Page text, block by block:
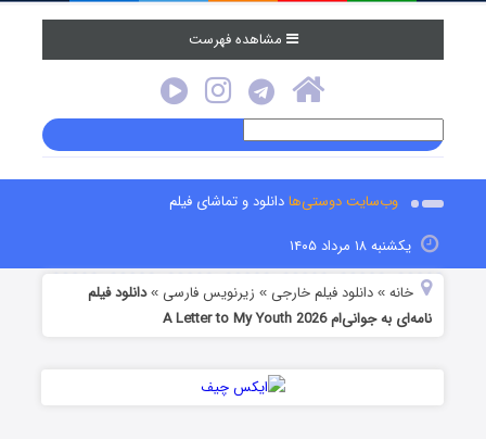
مشاهده فهرست
وب‌سایت دوستی‌هادانلود و تماشای فیلم
یکشنبه ۱۸ مرداد ۱۴۰۵
خانه »دانلود فیلم خارجی » زیرنویس فارسی »دانلود فیلم
نامه‌ای به جوانی‌ام A Letter to My Youth 2026